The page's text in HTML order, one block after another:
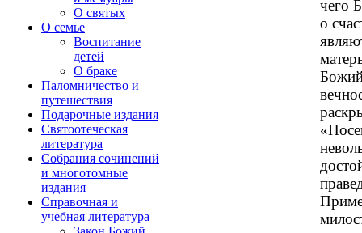
О святых
О семье
Воспитание
детей
О браке
Паломничество и
путешествия
Подарочные издания
Святоотеческая
литература
Собрания сочинений
и многотомные
издания
Справочная и
учебная литература
чего
о